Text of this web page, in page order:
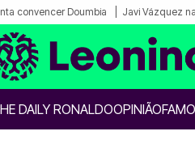
convencer Doumbia Javi Vázquez
DAILY RONALDOOPINIÃO